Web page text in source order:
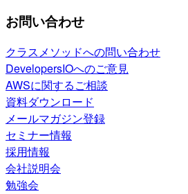
お問い合わせ
クラスメソッドへの問い合わせ
DevelopersIOへのご意見
AWSに関するご相談
資料ダウンロード
メールマガジン登録
セミナー情報
採用情報
会社説明会
勉強会